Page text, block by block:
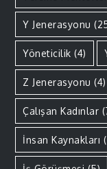
Y Jenerasyonu
Yöneticilik (4)
Z Jenerasyonu (4)
Çalışan Kadınlar
İnsan Kaynakları